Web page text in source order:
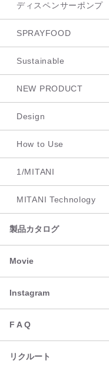
ディスペンサーポンプ
SPRAYFOOD
Sustainable
NEW PRODUCT
Design
How to Use
1/MITANI
MITANI Technology
製品カタログ
Movie
Instagram
F A Q
リクルート